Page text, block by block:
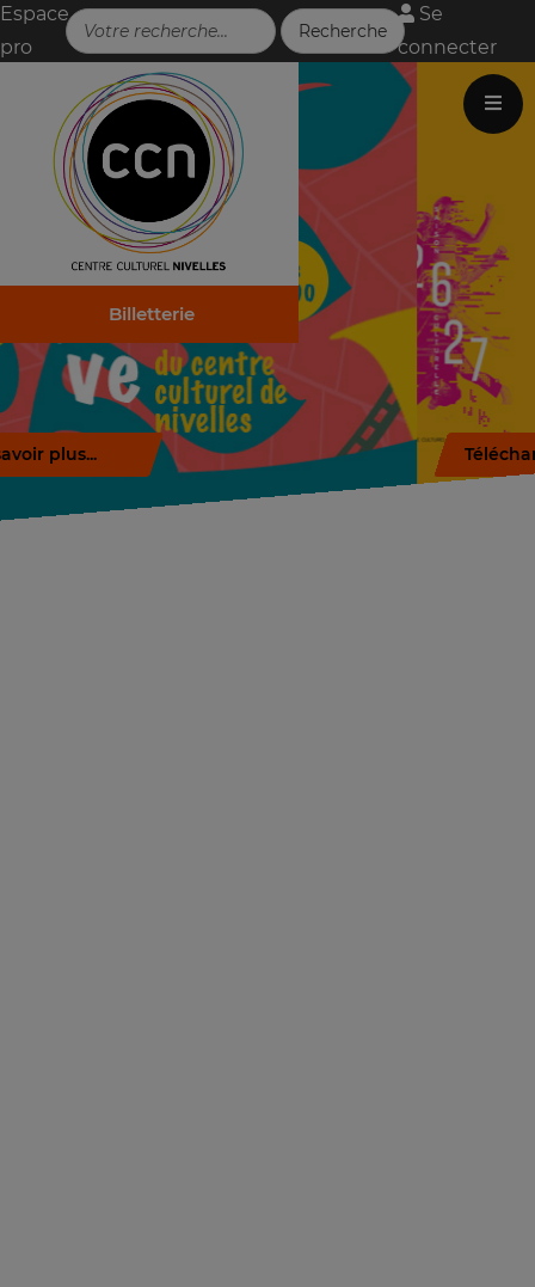
Espace
pro
Se
connecter
Billetterie
Télécharger la brochure (.pdf)